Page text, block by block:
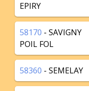
EPIRY
58170 - SAVIGNY
POIL FOL
58360 - SEMELAY